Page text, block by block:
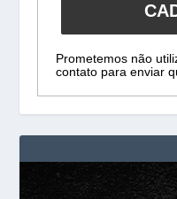
Prometemos não
contato para enviar